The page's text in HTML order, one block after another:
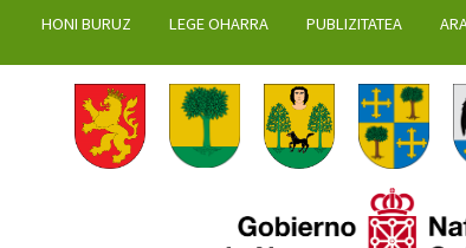
HONI BURUZ LEGE OHARRA PUBLIZITATEA